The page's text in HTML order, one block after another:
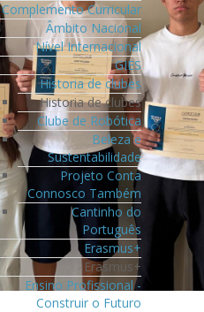
Complemento Curricular
Âmbito Nacional
Nível Internacional
GIES
Historia de clubes
Historia de clubes
Clube de Robótica
Beleza e
Sustentabilidade
Projeto Conta
Connosco Também
Cantinho do
Português
Erasmus+
Erasmus+
Ensino Profissional -
Construir o Futuro